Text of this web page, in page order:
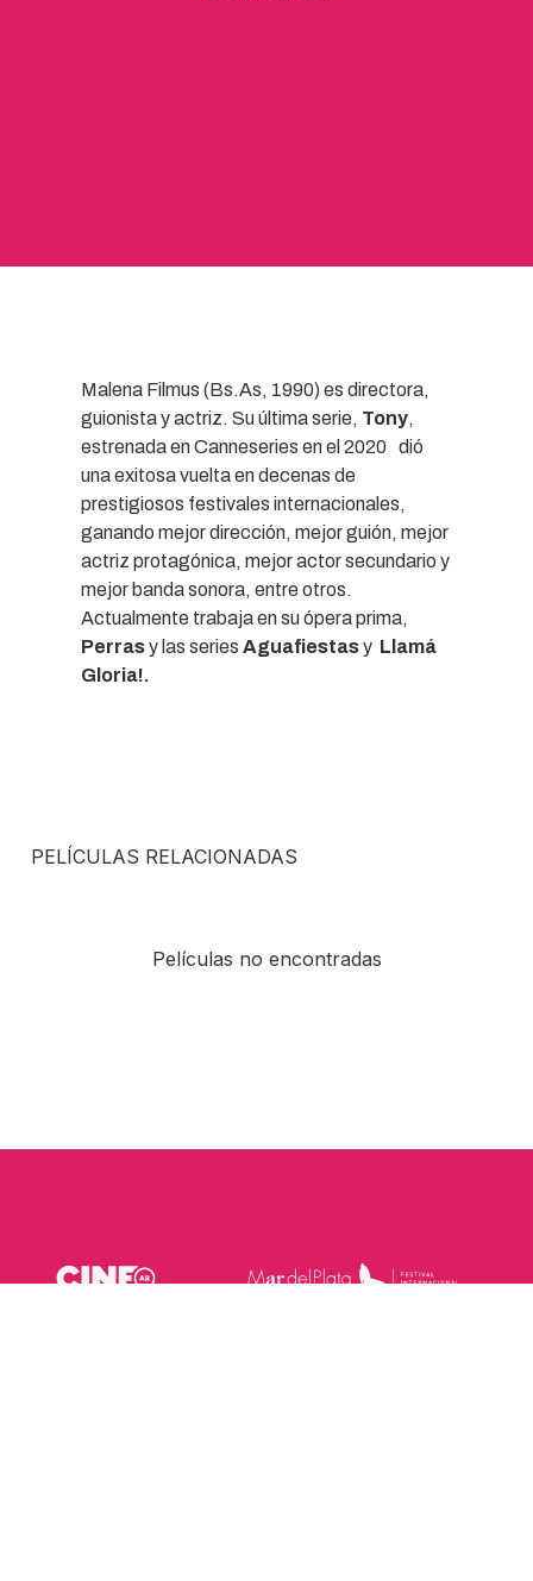
Malena Filmus (Bs.As, 1990) es directora,
guionista y actriz. Su última serie, Tony,
estrenada en Canneseries en el 2020 dió
una exitosa vuelta en decenas de
prestigiosos festivales internacionales,
ganando mejor dirección, mejor guión, mejor
actriz protagónica, mejor actor secundario y
mejor banda sonora, entre otros.
Actualmente trabaja en su ópera prima,
Perrasy las series Aguafiestasy Llamá
Gloria!.
PELÍCULAS RELACIONADAS
Películas no encontradas